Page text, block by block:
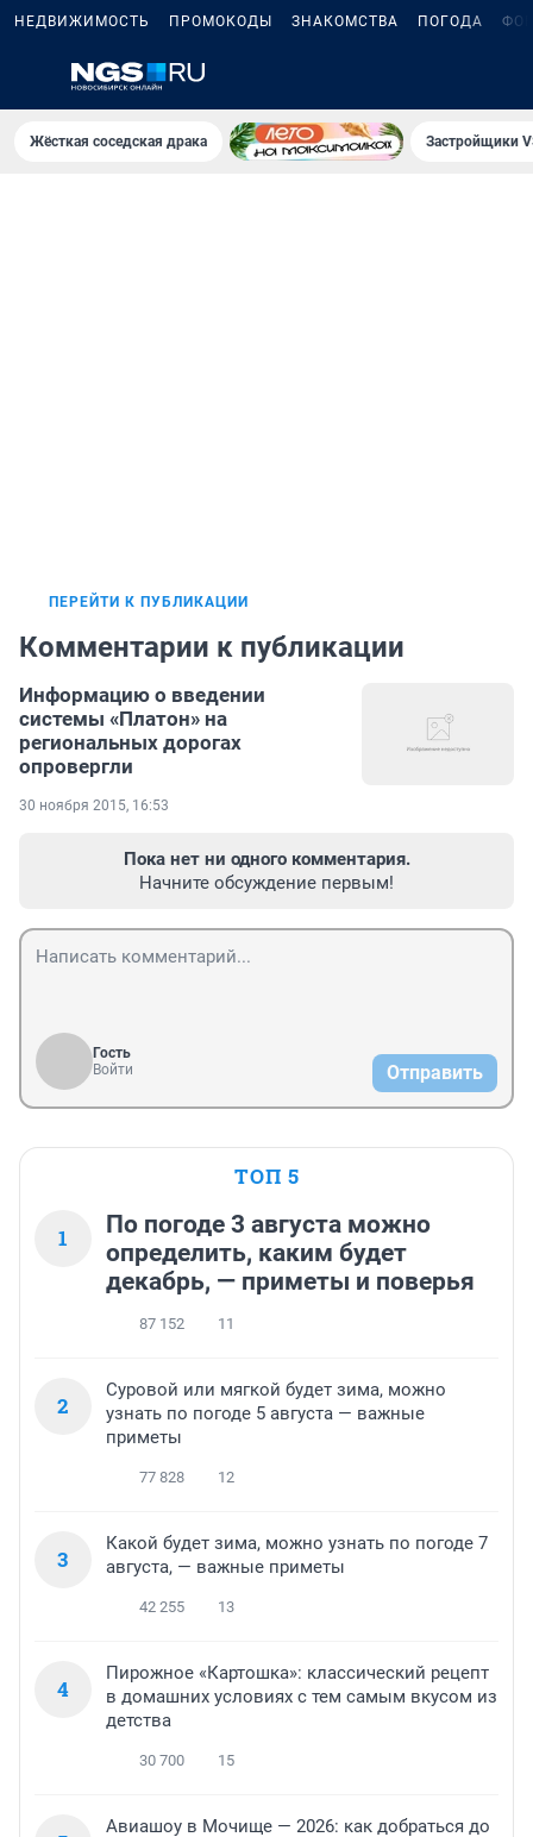
НЕДВИЖИМОСТЬ ПРОМОКОДЫ ЗНАКОМСТВА ПОГОДА
Жёсткая соседская драка Застройщики
ПЕРЕЙТИ К ПУБЛИКАЦИИ
Комментарии к публикации
Информацию о введении
системы «Платон» на
региональных дорогах
опровергли
30 ноября 2015, 16:53
Пока нет ни одного комментария.
Начните обсуждение первым!
Гость
Войти
Отправить
ТОП 5
1
По погоде 3 августа можно
определить, каким будет
декабрь, — приметы и поверья
87 152 11
2
Суровой или мягкой будет зима, можно
узнать по погоде 5 августа — важные
приметы
77 828 12
3
Какой будет зима, можно узнать по погоде 7
августа, — важные приметы
42 255 13
4
Пирожное «Картошка»: классический рецепт
в домашних условиях с тем самым вкусом из
детства
30 700 15
Авиашоу в Мочище — 2026: как добраться до